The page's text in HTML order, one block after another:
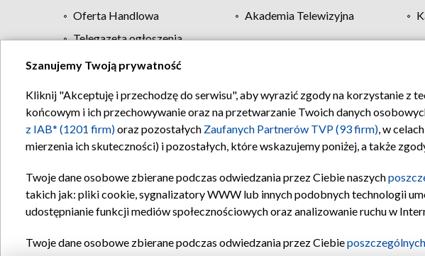
Oferta Handlowa
Akademia Telewizyjna
Telegazeta ogłoszenia
Regulamin TVP Polityka prywatności
Szanujemy Twoją prywatność
Kliknij "Akceptuję i przechodzę do serwisu", aby wyrazić zgody na korzystanie z
końcowym i ich przechowywanie oraz na przetwarzanie Twoich danych
z IAB* (1201 firm)oraz pozostałych Zaufanych Partnerów TVP (93 firm), w
mierzenia ich skuteczności) i pozostałych, które wskazujemy poniżej, a także
Twoje dane osobowe zbierane podczas odwiedzania przez Ciebie naszych
takich jak: pliki cookie, sygnalizatory WWW lub innych podobnych technologii
udostępnianie funkcji mediów społecznościowych oraz analizowanie ruchu w
Twoje dane osobowe zbierane podczas odwiedzania przez Ciebie